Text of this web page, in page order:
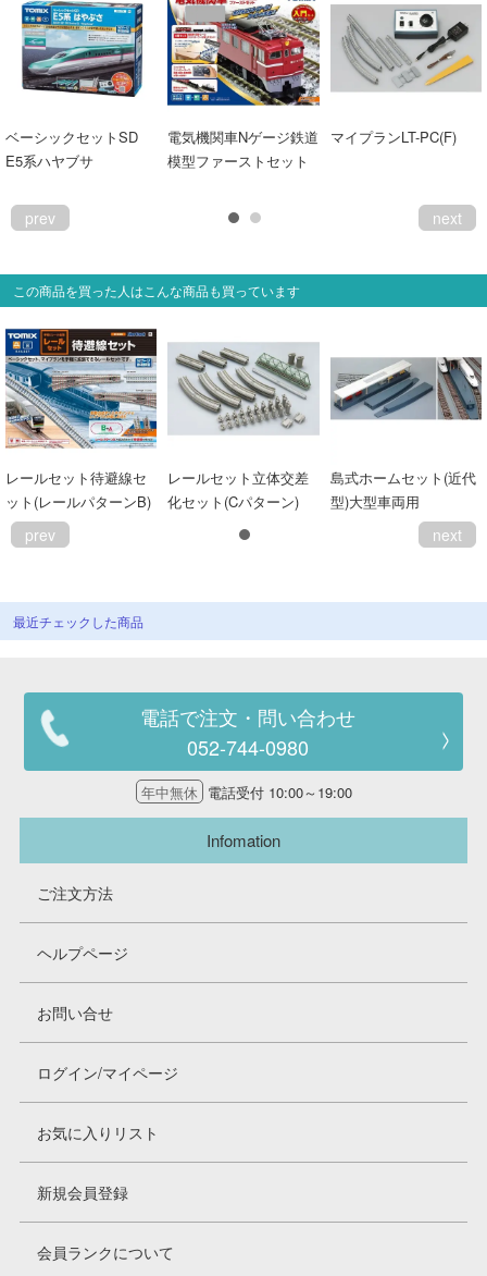
ベーシックセットSD
E5系ハヤブサ
電気機関車Nゲージ鉄道
模型ファーストセット
マイプランLT-PC(F)
prev next
この商品を買った人はこんな商品も買っています
レールセット待避線セ
ット(レールパターンB)
レールセット立体交差
化セット(Cパターン)
島式ホームセット(近代
型)大型車両用
prev next
最近チェックした商品
電話で注文・問い合わせ
052-744-0980
年中無休 電話受付 10:00～19:00
Infomation
ご注文方法
ヘルプページ
お問い合せ
ログイン/マイページ
お気に入りリスト
新規会員登録
会員ランクについて